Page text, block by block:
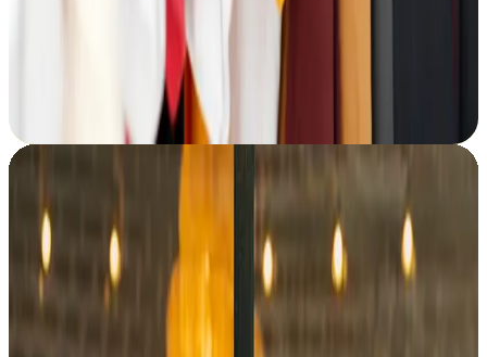
Ograničene kolekcije
Saznaj više